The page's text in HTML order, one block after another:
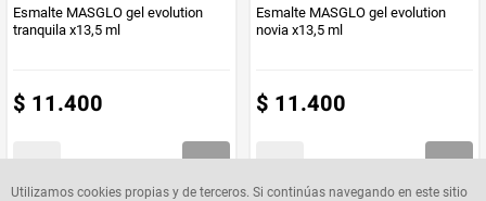
Utilizamos cookies propias y de terceros. Si continúas navegando en este sitio
Esmalte MASGLO gel evolution
tranquila x13,5 ml
$ 11.400
Esmalte MASGLO gel evolution
novia x13,5 ml
$ 11.400